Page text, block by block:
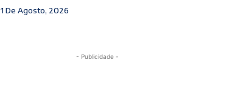
1 De Agosto, 2026
- Publicidade -